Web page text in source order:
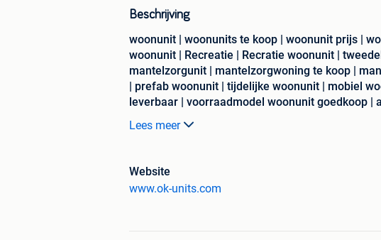
Beschrijving
woonunit | woonunits te koop | woonunit prijs |
woonunit | Recreatie | Recratie woonunit |
mantelzorgunit | mantelzorgwoning te koop |
| prefab woonunit | tijdelijke woonunit | mobiel
leverbaar | voorraadmodel woonunit goedkoop |
Onze Prefab Units: Snel, Eenvoudig, en Direct
Specificaties:
Lees meer
Website
www.ok-units.com